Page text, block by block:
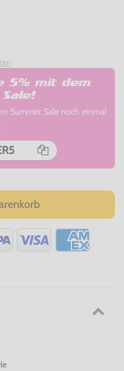
5% mit dem
Summer Sale noch einmal